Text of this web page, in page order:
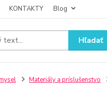
KONTAKTY Blog
Hľadať
Materiály a príslušenstvo